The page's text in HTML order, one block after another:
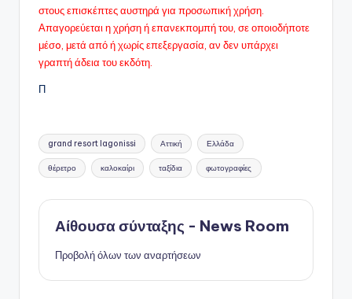
στους επισκέπτες αυστηρά για προσωπική χρήση.
Απαγορεύεται η χρήση ή επανεκπομπή του, σε οποιοδήποτε
μέσo, μετά από ή χωρίς επεξεργασία, αν δεν υπάρχει
γραπτή άδεια του εκδότη.
Π
Ετικέτες:
grand resort lagonissi Αττική Ελλάδα
θέρετρο καλοκαίρι ταξίδια φωτογραφίες
Αίθουσα σύνταξης - News Room
Προβολή όλων των αναρτήσεων